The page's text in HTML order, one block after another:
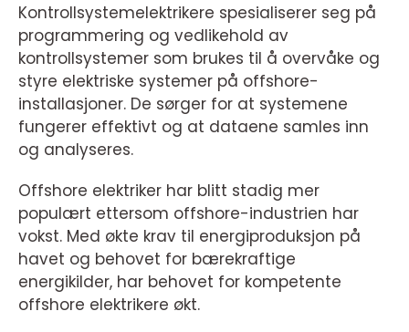
Kontrollsystemelektrikere spesialiserer seg på
programmering og vedlikehold av
kontrollsystemer som brukes til å overvåke og
styre elektriske systemer på offshore-
installasjoner. De sørger for at systemene
fungerer effektivt og at dataene samles inn
og analyseres.
Offshore elektriker har blitt stadig mer
populært ettersom offshore-industrien har
vokst. Med økte krav til energiproduksjon på
havet og behovet for bærekraftige
energikilder, har behovet for kompetente
offshore elektrikere økt.